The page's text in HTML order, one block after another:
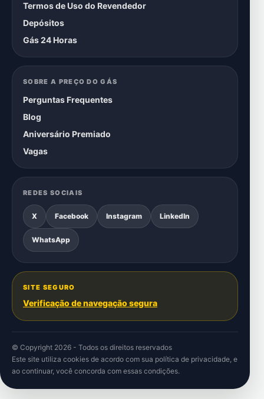
Termos de Uso do Revendedor
Depósitos
Gás 24 Horas
SOBRE A PREÇO DO GÁS
Perguntas Frequentes
Blog
Aniversário Premiado
Vagas
REDES SOCIAIS
X Facebook Instagram LinkedIn
WhatsApp
SITE SEGURO
Verificação de navegação segura
© Copyright 2026 - Todos os direitos reservados
Este site utiliza cookies de acordo com sua política de privacidade, e
ao continuar, você concorda com essas condições.